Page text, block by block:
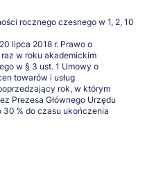
rocznego czesnego w 1, 2, 10
lipca 2018 r. Prawo o
w roku akademickim
w § 3 ust. 1 Umowy o
towarów i usług
rok, w którym
Prezesa Głównego Urzędu
% do czasu ukończenia